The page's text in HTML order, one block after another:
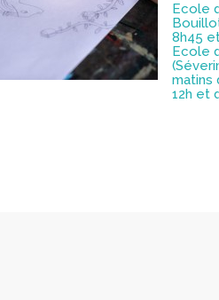
Ecole
8h45
Ecole
matins
12h et